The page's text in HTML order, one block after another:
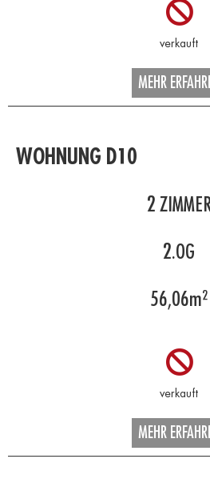
MEHR
WOHNUNG D10
2
2.OG
56,06m²
MEHR